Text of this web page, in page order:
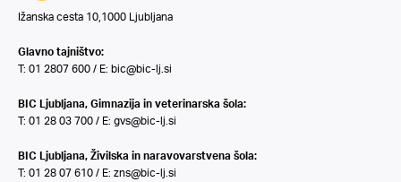
Ižanska cesta 10,1000 Ljubljana
Glavno tajništvo:
T: 01 2807 600 / E: bic@bic-lj.si
BIC Ljubljana, Gimnazija in veterinarska šola:
T: 01 28 03 700 / E: gvs@bic-lj.si
BIC Ljubljana, Živilska in naravovarstvena šola:
T: 01 28 07 610 / E: zns@bic-lj.si